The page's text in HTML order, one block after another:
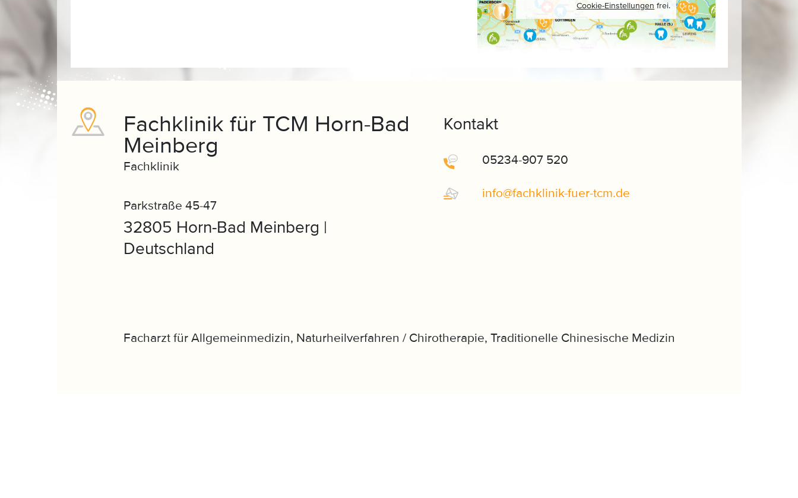
Cookie-Einstellungen frei.
Fachklinik für TCM Horn-Bad
Meinberg
Fachklinik
Parkstraße 45-47
32805 Horn-Bad Meinberg |
Deutschland
Kontakt
05234-907 520
info@fachklinik-fuer-tcm.de
Facharzt für Allgemeinmedizin, Naturheilverfahren / Chirotherapie, Traditionelle Chinesische Medizin